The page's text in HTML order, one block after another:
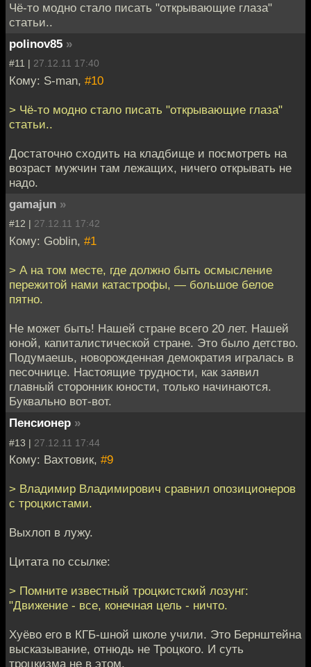
Чё-то модно стало писать "открывающие глаза"
статьи..
polinov85 »
#11 | 27.12.11 17:40
Кому: S-man, #10
> Чё-то модно стало писать "открывающие глаза"
статьи..
Достаточно сходить на кладбище и посмотреть на
возраст мужчин там лежащих, ничего открывать не
надо.
gamajun »
#12 | 27.12.11 17:42
Кому: Goblin, #1
> А на том месте, где должно быть осмысление
пережитой нами катастрофы, — большое белое
пятно.
Не может быть! Нашей стране всего 20 лет. Нашей
юной, капиталистической стране. Это было детство.
Подумаешь, новорожденная демократия игралась в
песочнице. Настоящие трудности, как заявил
главный сторонник юности, только начинаются.
Буквально вот-вот.
Пенсионер »
#13 | 27.12.11 17:44
Кому: Вахтовик, #9
> Владимир Владимирович сравнил опозиционеров
с троцкистами.
Выхлоп в лужу.
Цитата по ссылке:
> Помните известный троцкистский лозунг:
"Движение - все, конечная цель - ничто.
Хуёво его в КГБ-шной школе учили. Это Бернштейна
высказывание, отнюдь не Троцкого. И суть
троцкизма не в этом.